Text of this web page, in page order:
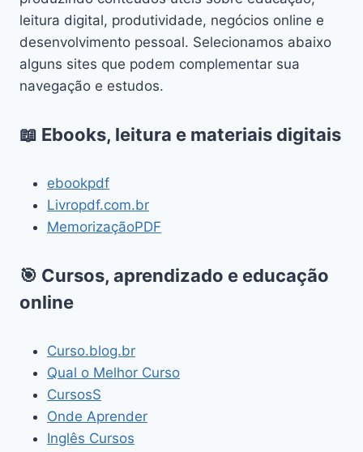
leitura digital, produtividade, negócios online e
desenvolvimento pessoal. Selecionamos abaixo
alguns sites que podem complementar sua
navegação e estudos.
📖 Ebooks, leitura e materiais digitais
ebookpdf
Livropdf.com.br
MemorizaçãoPDF
🎯 Cursos, aprendizado e educação
online
Curso.blog.br
Qual o Melhor Curso
CursosS
Onde Aprender
Inglês Cursos